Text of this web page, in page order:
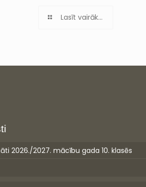
Lasīt vairāk...
2026./2027. mācību gada 10. klasēs